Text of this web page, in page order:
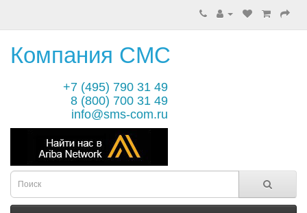
Компания СМС
+7 (495) 790 31 49
8 (800) 700 31 49
info@sms-com.ru